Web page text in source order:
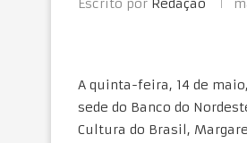
Escrito por Redação
A quinta-feira, 14 de
sede do Banco do
Cultura do Brasil,